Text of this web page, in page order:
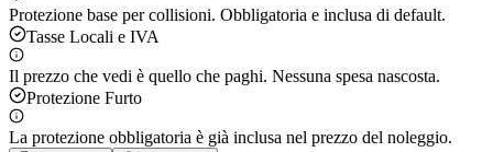
Protezione base per collisioni. Obbligatoria e inclusa di default.
Tasse Locali e IVA
Il prezzo che vedi è quello che paghi. Nessuna spesa nascosta.
Protezione Furto
La protezione obbligatoria è già inclusa nel prezzo del noleggio.